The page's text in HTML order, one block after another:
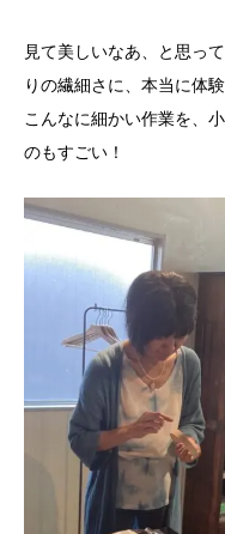
見て美しいなあ、と思っ
りの繊細さに、本当に体
こんなに細かい作業を、
のもすごい！